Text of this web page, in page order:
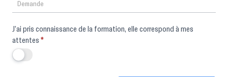
J’ai pris connaissance de la formation, elle correspond à mes
attentes *